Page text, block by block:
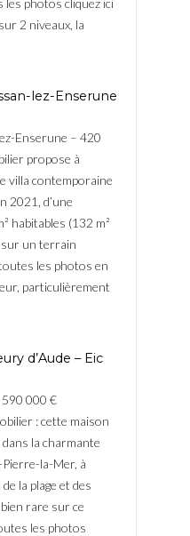
photos cliquez ici
2 niveaux, la
lez-Enserune
Enserune – 420
propose à
villa contemporaine
2021, d’une
habitables (132 m²
sur un terrain
les photos en
particulièrement
d’Aude – Eic
000 €
: cette maison
la charmante
la-Mer, à
la plage et des
rare sur ce
les photos